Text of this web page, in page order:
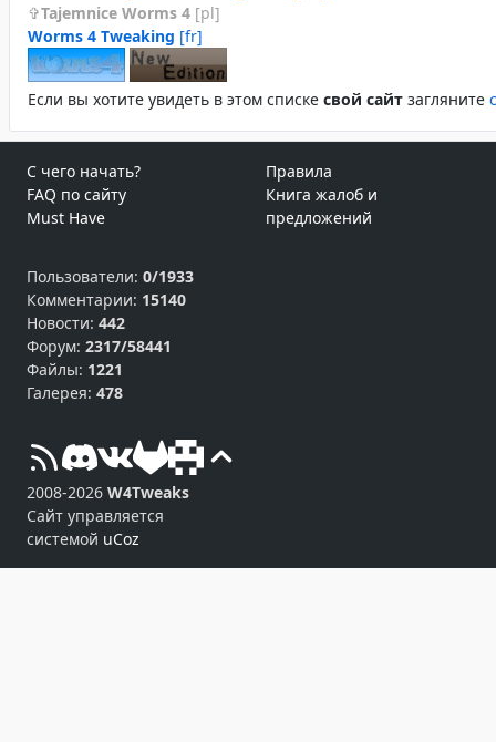
Tajemnice Worms 4 [pl]
Worms 4 Tweaking [fr]
Если вы хотите увидеть в этом спиcке свой сайт загляните
С чего начать?
FAQ по сайту
Must Have
Правила
Книга жалоб и
предложений
Пользователи: 0/1933
Комментарии: 15140
Новости: 442
Форум: 2317/58441
Файлы: 1221
Галерея: 478
2008-2026 W4Tweaks
Сайт управляется
системой uCoz